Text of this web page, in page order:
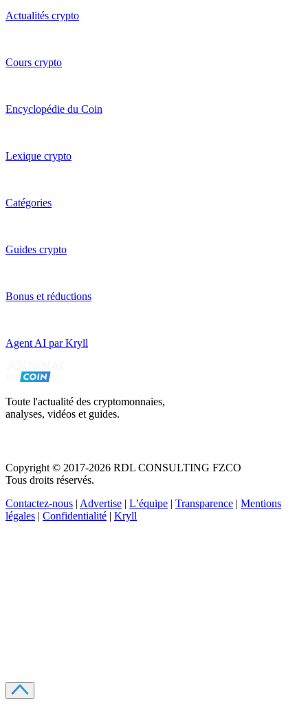
Actualités crypto
Cours crypto
Encyclopédie du Coin
Lexique crypto
Catégories
Guides crypto
Bonus et réductions
Agent AI par Kryll
Toute l'actualité des cryptomonnaies,
analyses, vidéos et guides.
Copyright © 2017-2026 RDL CONSULTING FZCO
Tous droits réservés.
Contactez-nous | Advertise | L’équipe | Transparence | Mentions
légales | Confidentialité | Kryll